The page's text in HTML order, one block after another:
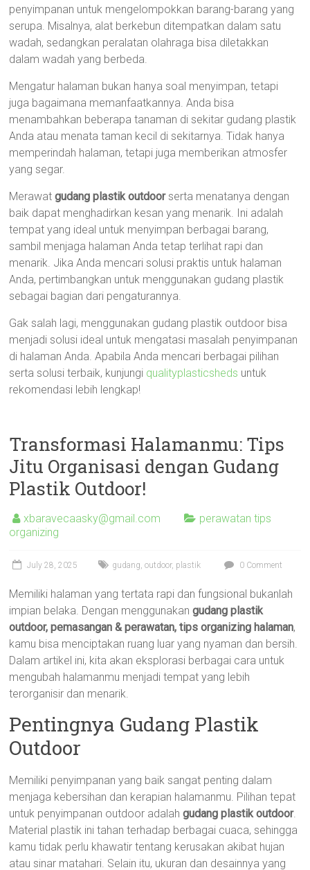
penyimpanan untuk mengelompokkan barang-barang yang
serupa. Misalnya, alat berkebun ditempatkan dalam satu
wadah, sedangkan peralatan olahraga bisa diletakkan
dalam wadah yang berbeda.
Mengatur halaman bukan hanya soal menyimpan, tetapi
juga bagaimana memanfaatkannya. Anda bisa
menambahkan beberapa tanaman di sekitar gudang plastik
Anda atau menata taman kecil di sekitarnya. Tidak hanya
memperindah halaman, tetapi juga memberikan atmosfer
yang segar.
Merawatgudang plastik outdoorserta menatanya dengan
baik dapat menghadirkan kesan yang menarik. Ini adalah
tempat yang ideal untuk menyimpan berbagai barang,
sambil menjaga halaman Anda tetap terlihat rapi dan
menarik. Jika Anda mencari solusi praktis untuk halaman
Anda, pertimbangkan untuk menggunakan gudang plastik
sebagai bagian dari pengaturannya.
Gak salah lagi, menggunakan gudang plastik outdoor bisa
menjadi solusi ideal untuk mengatasi masalah penyimpanan
di halaman Anda. Apabila Anda mencari berbagai pilihan
serta solusi terbaik, kunjungi qualityplasticsheds untuk
rekomendasi lebih lengkap!
Transformasi Halamanmu: Tips
Jitu Organisasi dengan Gudang
Plastik Outdoor!
xbaravecaasky@gmail.com
perawatan tips
organizing
July 28, 2025 gudang,outdoor, plastik 0 Comment
Memiliki halaman yang tertata rapi dan fungsional bukanlah
impian belaka. Dengan menggunakangudang plastik
outdoor, pemasangan & perawatan, tips organizing halaman,
kamu bisa menciptakan ruang luar yang nyaman dan bersih.
Dalam artikel ini, kita akan eksplorasi berbagai cara untuk
mengubah halamanmu menjadi tempat yang lebih
terorganisir dan menarik.
Pentingnya Gudang Plastik
Outdoor
Memiliki penyimpanan yang baik sangat penting dalam
menjaga kebersihan dan kerapian halamanmu. Pilihan tepat
untuk penyimpanan outdoor adalahgudang plastik outdoor.
Material plastik ini tahan terhadap berbagai cuaca, sehingga
kamu tidak perlu khawatir tentang kerusakan akibat hujan
atau sinar matahari. Selain itu, ukuran dan desainnya yang